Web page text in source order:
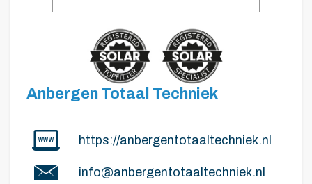
Anbergen Totaal Techniek
https://anbergentotaaltechniek.nl
info@anbergentotaaltechniek.nl